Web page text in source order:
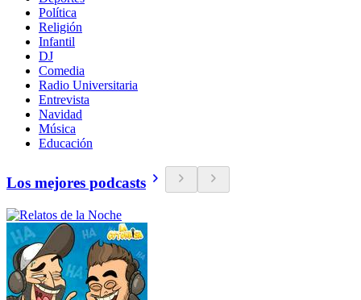
Política
Religión
Infantil
DJ
Comedia
Radio Universitaria
Entrevista
Navidad
Música
Educación
Los mejores podcasts